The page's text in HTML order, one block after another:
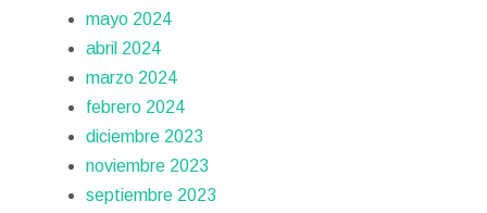
mayo 2024
abril 2024
marzo 2024
febrero 2024
diciembre 2023
noviembre 2023
septiembre 2023